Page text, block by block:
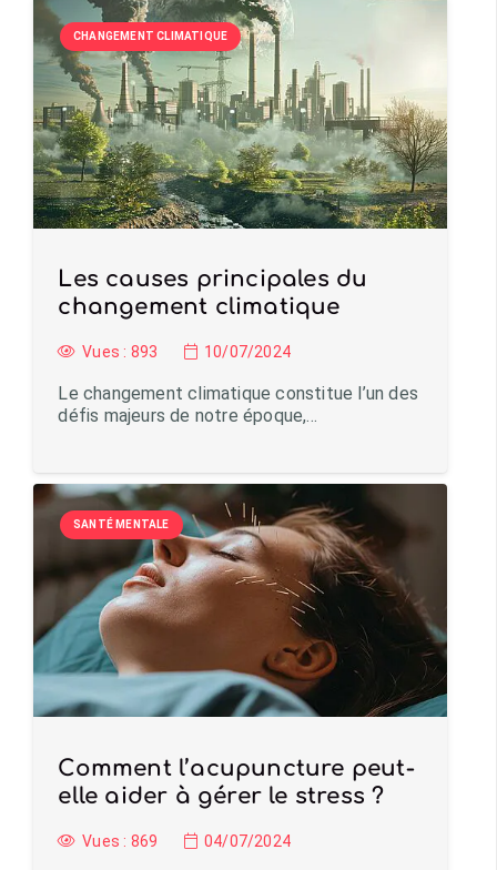
CHANGEMENT CLIMATIQUE
Les causes principales du
changement climatique
Vues : 893 10/07/2024
Le changement climatique constitue l’un des
défis majeurs de notre époque,…
SANTÉ MENTALE
Comment l’acupuncture peut-
elle aider à gérer le stress ?
Vues : 869 04/07/2024